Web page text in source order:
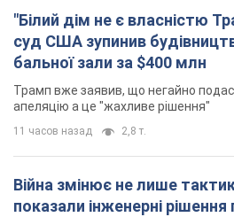
"Білий дім не є власністю
суд США зупинив
бальної зали за $400 млн
Трамп вже заявив, що негайно
апеляцію а це "жахливе рішення"
11 часов назад 2,8 т.
Війна змінює не лише
показали інженерні рішення